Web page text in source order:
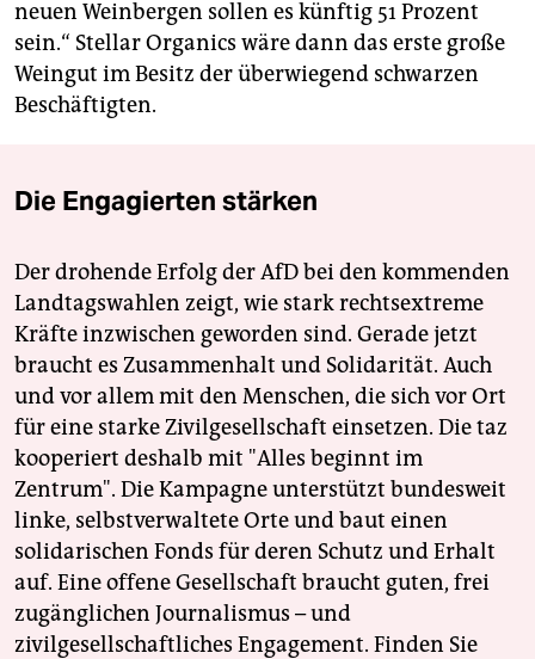
neuen Weinbergen sollen es künftig 51 Prozent
sein.“ Stellar Organics wäre dann das erste große
Weingut im Besitz der überwiegend schwarzen
Beschäftigten.
Die Engagierten stärken
Der drohende Erfolg der AfD bei den kommenden
Landtagswahlen zeigt, wie stark rechtsextreme
Kräfte inzwischen geworden sind. Gerade jetzt
braucht es Zusammenhalt und Solidarität. Auch
und vor allem mit den Menschen, die sich vor Ort
für eine starke Zivilgesellschaft einsetzen. Die taz
kooperiert deshalb mit "Alles beginnt im
Zentrum". Die Kampagne unterstützt bundesweit
linke, selbstverwaltete Orte und baut einen
solidarischen Fonds für deren Schutz und Erhalt
auf. Eine offene Gesellschaft braucht guten, frei
zugänglichen Journalismus – und
zivilgesellschaftliches Engagement. Finden Sie